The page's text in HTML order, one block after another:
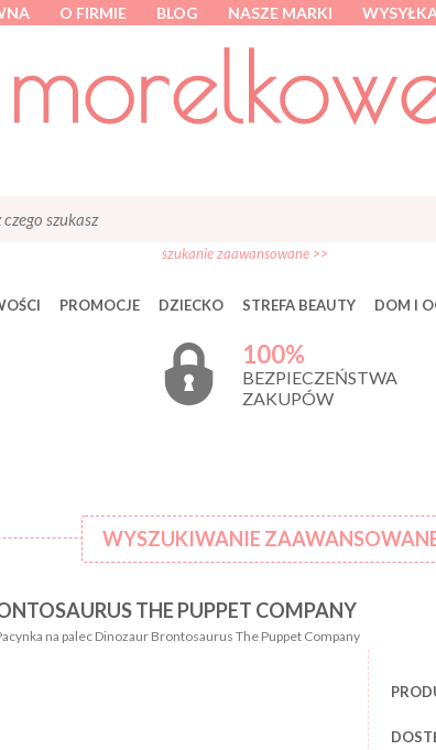
O FIRMIE BLOG NASZE MARKI
szukanie zaawansowane >>
PROMOCJE DZIECKO STREFA BEAUTY DOM I
100%
BEZPIECZEŃSTWA
ZAKUPÓW
WYSZUKIWANIE
Płeć: Kategoria:
THE PUPPET COMPANY
na palec Dinozaur Brontosaurus The Puppet Company